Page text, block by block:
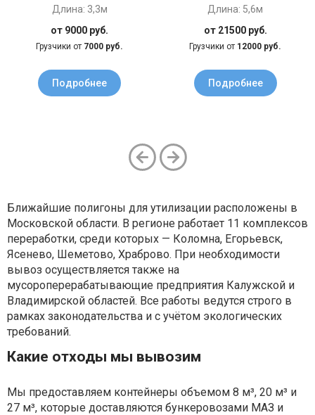
Длина: 3,3м
от 9000 руб.
Грузчики от 7000 руб.
Подробнее
Длина: 5,6м
от 21500 руб.
Грузчики от 12000 руб.
Подробнее
Ближайшие полигоны для утилизации расположены в
Московской области. В регионе работает 11 комплексов
переработки, среди которых — Коломна, Егорьевск,
Ясенево, Шеметово, Храброво. При необходимости
вывоз осуществляется также на
мусороперерабатывающие предприятия Калужской и
Владимирской областей. Все работы ведутся строго в
рамках законодательства и с учётом экологических
требований.
Какие отходы мы вывозим
Мы предоставляем контейнеры объемом 8 м³, 20 м³ и
27 м³, которые доставляются бункеровозами МАЗ и